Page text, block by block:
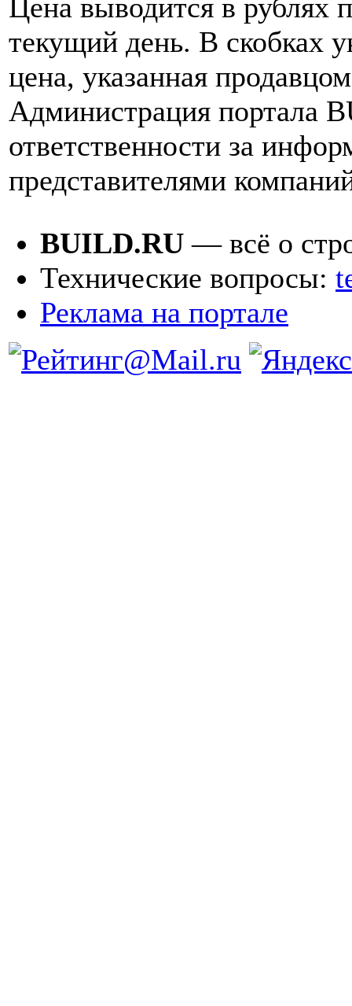
Цена выводится в рублях
текущий день. В скобках
цена, указанная
Администрация портала
ответственности за
представителями
BUILD.RU — всё о
Технические вопросы:
Реклама на портале